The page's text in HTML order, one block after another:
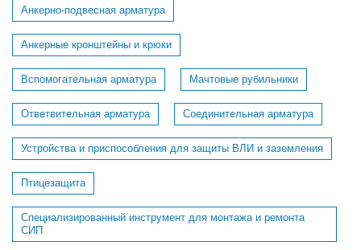
Анкерно-подвесная арматура
Анкерные кронштейны и крюки
Вспомогательная арматура Мачтовые рубильники
Ответвительная арматура Соединительная арматура
Устройства и приспособления для защиты ВЛИ и заземления
Птицезащита
Специализированный инструмент для монтажа и ремонта
СИП